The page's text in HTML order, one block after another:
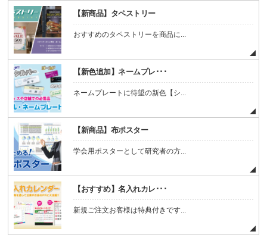
【新商品】タペストリー
おすすめのタペストリーを商品に...
【新色追加】ネームプレ･･･
ネームプレートに待望の新色【シ...
【新商品】布ポスター
学会用ポスターとして研究者の方...
【おすすめ】名入れカレ･･･
新規ご注文お客様は特典付きです...